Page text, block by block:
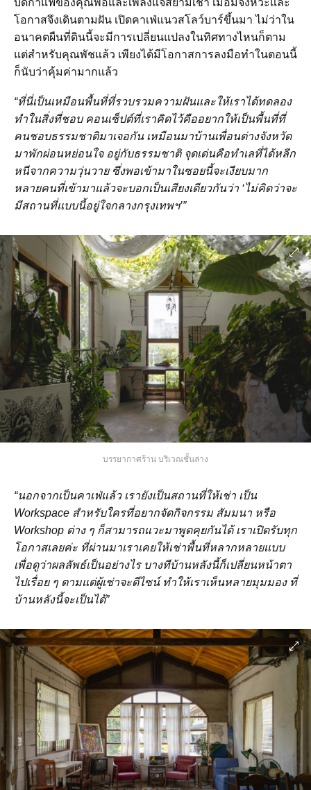
บดกาแฟของคุณพ่อและเพลงแจ๊สยามเช้า เมื่อมีจังหวะและ
โอกาสจึงเดินตามฝัน เปิดคาเฟ่แนวสโลว์บาร์ขึ้นมา ไม่ว่าใน
อนาคตผืนที่ดินนี้จะมีการเปลี่ยนแปลงในทิศทางไหนก็ตาม
แต่สำหรับคุณพัชแล้ว เพียงได้มีโอกาสการลงมือทำในตอนนี้
ก็นับว่าคุ้มค่ามากแล้ว
“ที่นี่เป็นเหมือนพื้นที่ที่รวบรวมความฝันและให้เราได้ทดลอง
ทำในสิ่งที่ชอบ คอนเซ็ปต์ที่เราคิดไว้คืออยากให้เป็นพื้นที่ที่
คนชอบธรรมชาติมาเจอกัน เหมือนมาบ้านเพื่อนต่างจังหวัด
มาพักผ่อนหย่อนใจ อยู่กับธรรมชาติ จุดเด่นคือทำเลที่ได้หลีก
หนีจากความวุ่นวาย ซึ่งพอเข้ามาในซอยนี้จะเงียบมาก
หลายคนที่เข้ามาแล้วจะบอกเป็นเสียงเดียวกันว่า ‘ไม่คิดว่าจะ
มีสถานที่แบบนี้อยู่ใจกลางกรุงเทพฯ’”
บรรยากาศร้าน บริเวณชั้นล่าง
“นอกจากเป็นคาเฟ่แล้ว เรายังเป็นสถานที่ให้เช่า เป็น
Workspace สำหรับใครที่อยากจัดกิจกรรม สัมมนา หรือ
Workshop ต่าง ๆ ก็สามารถแวะมาพูดคุยกันได้ เราเปิดรับทุก
โอกาสเลยค่ะ ที่ผ่านมาเราเคยให้เช่าพื้นที่หลากหลายแบบ
เพื่อดูว่าผลลัพธ์เป็นอย่างไร บางทีบ้านหลังนี้ก็เปลี่ยนหน้าตา
ไปเรื่อย ๆ ตามแต่ผู้เช่าจะดีไซน์ ทำให้เราเห็นหลายมุมมอง ที่
บ้านหลังนี้จะเป็นได้”